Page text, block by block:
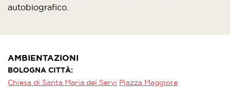
autobiografico.
AMBIENTAZIONI
BOLOGNA CITTÀ
Chiesa di Santa Maria dei Servi Piazza Maggiore